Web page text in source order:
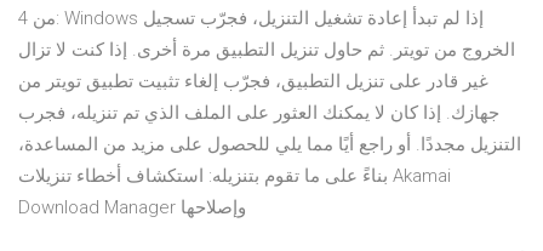
من 4: Windows إذا لم تبدأ إعادة تشغيل التنزيل، فجرّب تسجيل
الخروج من تويتر. ثم حاول تنزيل التطبيق مرة أخرى. إذا كنت لا تزال
غير قادر على تنزيل التطبيق، فجرّب إلغاء تثبيت تطبيق تويتر من
جهازك. إذا كان لا يمكنك العثور على الملف الذي تم تنزيله، فجرب
التنزيل مجددًا. أو راجع أيًا مما يلي للحصول على مزيد من المساعدة،
بناءً على ما تقوم بتنزيله: استكشاف أخطاء تنزيلات Akamai
Download Manager وإصلاحها